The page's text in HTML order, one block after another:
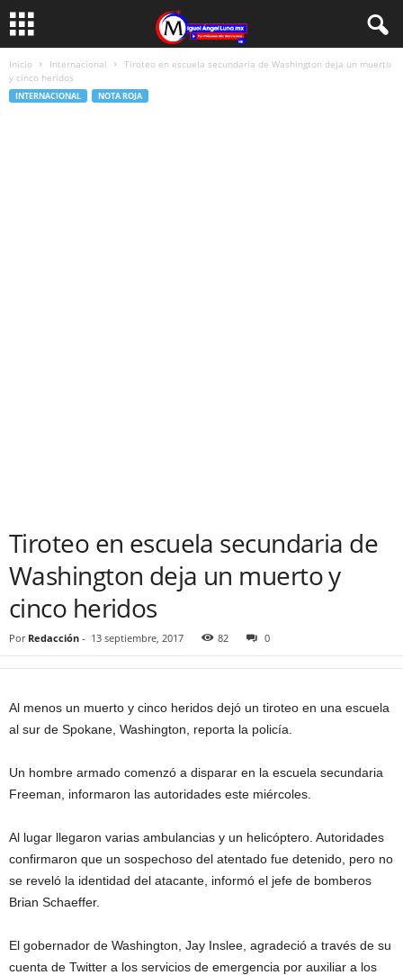
Inicio Internacional
Tiroteo en escuela secundaria de Washington deja un muerto
y cinco heridos
INTERNACIONAL NOTA ROJA
Tiroteo en escuela secundaria de
Washington deja un muerto y
cinco heridos
Por Redacción - 13 septiembre, 2017 82 0
Al menos un muerto y cinco heridos dejó un tiroteo en una escuela
al sur de Spokane, Washington, reporta la policía.
Un hombre armado comenzó a disparar en la escuela secundaria
Freeman, informaron las autoridades este miércoles.
Al lugar llegaron varias ambulancias y un helicóptero. Autoridades
confirmaron que un sospechoso del atentado fue detenido, pero no
se reveló la identidad del atacante, informó el jefe de bomberos
Brian Schaeffer.
El gobernador de Washington, Jay Inslee, agradeció a través de su
cuenta de Twitter a los servicios de emergencia por auxiliar a los